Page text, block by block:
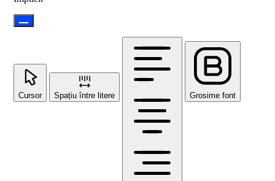
Cursor Spațiu între litere Grosime font